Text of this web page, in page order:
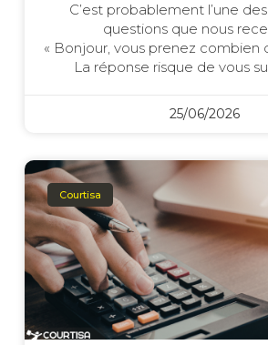
C’est probablement l’une
questions que nous
« Bonjour, vous prenez combien
La réponse risque de vous
25/06/2026
Courtisa